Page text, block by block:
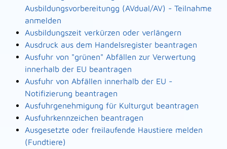
Ausbildungsvorbereitungg (AVdual/AV) - Teilnahme
anmelden
Ausbildungszeit verkürzen oder verlängern
Ausdruck aus dem Handelsregister beantragen
Ausfuhr von "grünen" Abfällen zur Verwertung
innerhalb der EU beantragen
Ausfuhr von Abfällen innerhalb der EU -
Notifizierung beantragen
Ausfuhrgenehmigung für Kulturgut beantragen
Ausfuhrkennzeichen beantragen
Ausgesetzte oder freilaufende Haustiere melden
(Fundtiere)